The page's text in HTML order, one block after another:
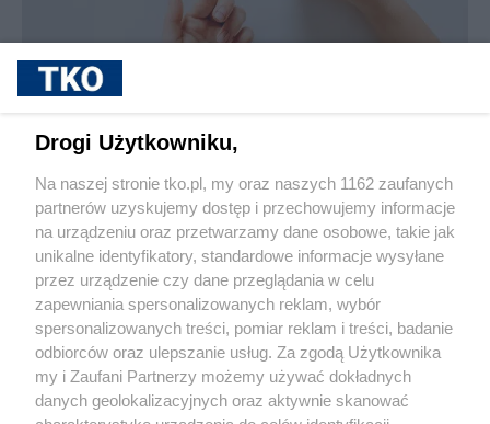
Jak rozpoznać, że soczewki kontaktowe są
Pokaż więcej
Drogi Użytkowniku,
Na naszej stronie tko.pl, my oraz naszych 1162 zaufanych
partnerów uzyskujemy dostęp i przechowujemy informacje
na urządzeniu oraz przetwarzamy dane osobowe, takie jak
unikalne identyfikatory, standardowe informacje wysyłane
przez urządzenie czy dane przeglądania w celu
zapewniania spersonalizowanych reklam, wybór
spersonalizowanych treści, pomiar reklam i treści, badanie
odbiorców oraz ulepszanie usług. Za zgodą Użytkownika
my i Zaufani Partnerzy możemy używać dokładnych
danych geolokalizacyjnych oraz aktywnie skanować